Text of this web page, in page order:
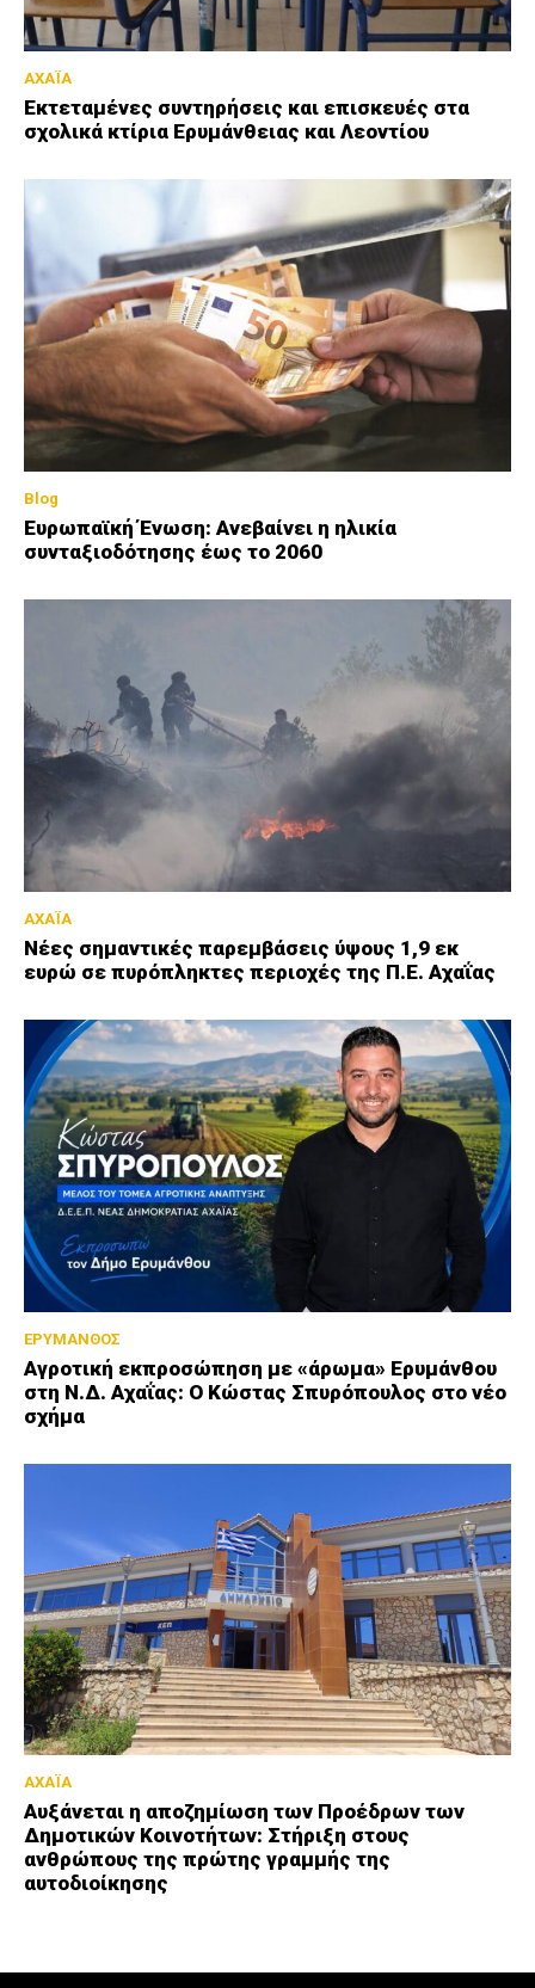
ΑΧΑΪΑ
Εκτεταμένες συντηρήσεις και επισκευές στα
σχολικά κτίρια Ερυμάνθειας και Λεοντίου
Blog
Ευρωπαϊκή Ένωση: Ανεβαίνει η ηλικία
συνταξιοδότησης έως το 2060
ΑΧΑΪΑ
Νέες σημαντικές παρεμβάσεις ύψους 1,9 εκ
ευρώ σε πυρόπληκτες περιοχές της Π.Ε. Αχαΐας
ΕΡΥΜΑΝΘΟΣ
Αγροτική εκπροσώπηση με «άρωμα» Ερυμάνθου
στη Ν.Δ. Αχαΐας: Ο Κώστας Σπυρόπουλος στο νέο
σχήμα
ΑΧΑΪΑ
Αυξάνεται η αποζημίωση των Προέδρων των
Δημοτικών Κοινοτήτων: Στήριξη στους
ανθρώπους της πρώτης γραμμής της
αυτοδιοίκησης